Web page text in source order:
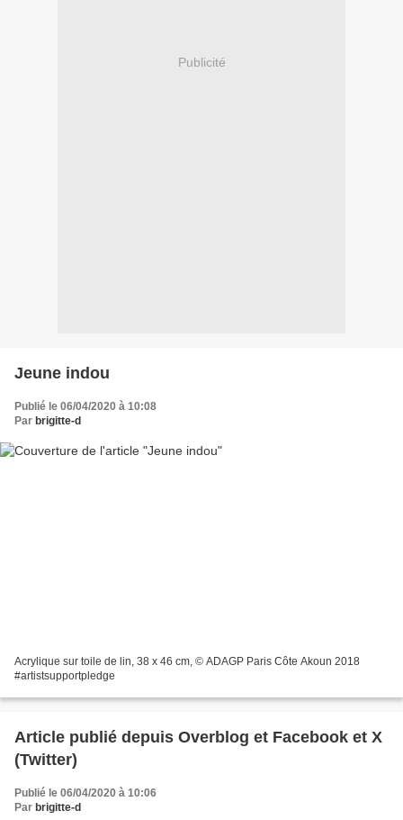
Publicité
Jeune indou
Publié le 06/04/2020 à 10:08
Par brigitte-d
Acrylique sur toile de lin, 38 x 46 cm, © ADAGP Paris Côte Akoun 2018
#artistsupportpledge
Article publié depuis Overblog et Facebook et X
(Twitter)
Publié le 06/04/2020 à 10:06
Par brigitte-d